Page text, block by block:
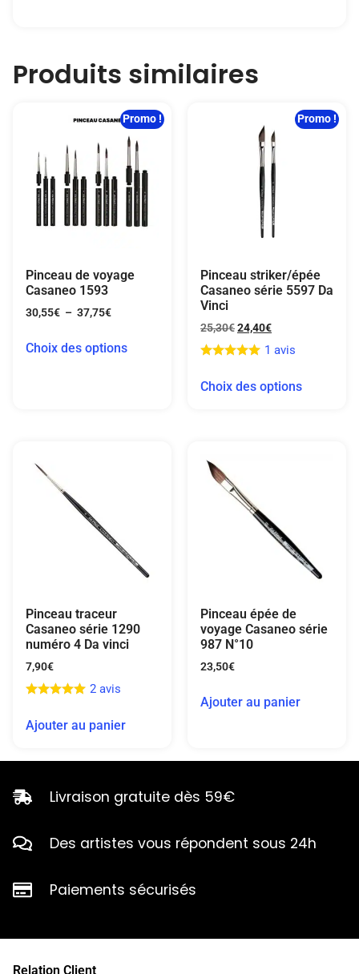
Produits similaires
Promo !
Pinceau de voyage
Casaneo 1593
30,55€ – 37,75€
Choix des options
Promo !
Pinceau striker/épée
Casaneo série 5597 Da
Vinci
25,30€24,40€
1 avis
Choix des options
Pinceau traceur
Casaneo série 1290
numéro 4 Da vinci
7,90€
2 avis
Ajouter au panier
Pinceau épée de
voyage Casaneo série
987 N°10
23,50€
Ajouter au panier
Livraison gratuite dès 59€
Des artistes vous répondent sous 24h
Paiements sécurisés
Relation Client